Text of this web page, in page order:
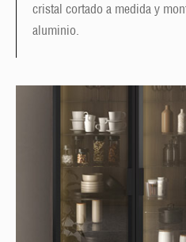
cristal cortado a medida y
aluminio.